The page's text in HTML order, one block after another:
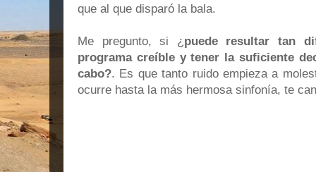
que al que disparó la bala.
Me pregunto, si ¿puede resultar tan
programa creíble y tener la suficiente
cabo?. Es que tanto ruido empieza a
ocurre hasta la más hermosa sinfonía, te